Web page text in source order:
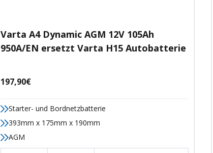
Varta A4 Dynamic AGM 12V 105Ah
950A/EN ersetzt Varta H15 Autobatterie
Angebotspreis
197,90€
Starter- und Bordnetzbatterie
393mm x 175mm x 190mm
AGM